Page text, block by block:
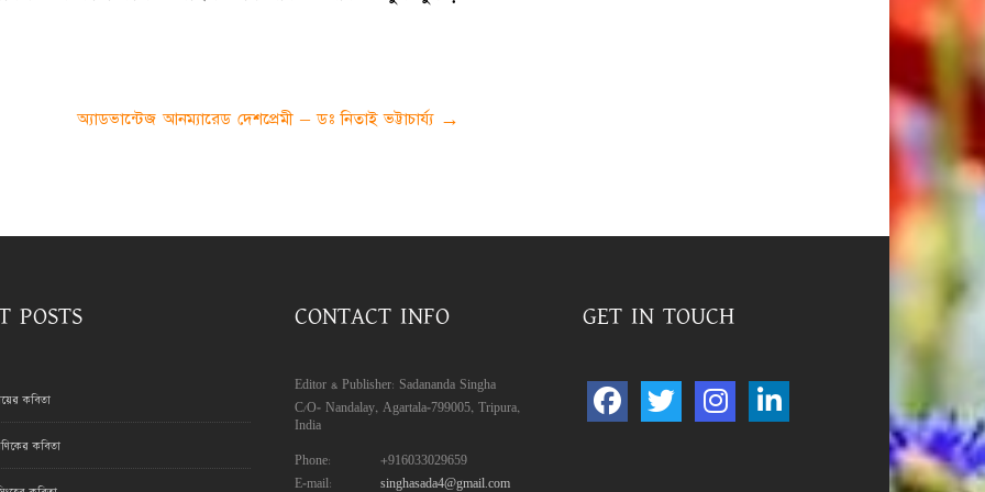
অ্যাডভান্টেজ আনম্যারেড দেশপ্রেমী – ডঃ নিতাই ভট্টাচার্য্য →
POSTS
কবিতা
কবিতা
CONTACT INFO
Editor & Publisher: Sadananda Singha
C/O- Nandalay, Agartala-799005, Tripura,
India
Phone:
+916033029659
E-mail:
singhasada4@gmail.com
GET IN TOUCH